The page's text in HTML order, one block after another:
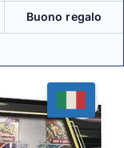
Buono regalo